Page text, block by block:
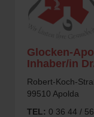
Glocken-
Inhaber/in
Robert-Koch-
99510 Apolda
TEL: 0 36 44 /